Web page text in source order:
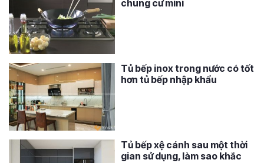
chung cư mini
Tủ bếp inox trong nước có tốt
hơn tủ bếp nhập khẩu
Tủ bếp xệ cánh sau một thời
gian sử dụng, làm sao khắc